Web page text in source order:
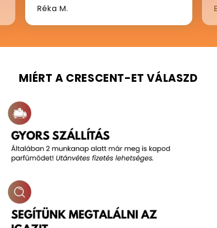
Réka M.
MIÉRT A CRESCENT-ET VÁLASZD